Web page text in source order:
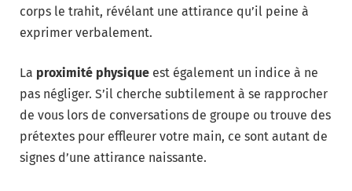
corps le trahit, révélant une attirance qu’il peine à
exprimer verbalement.
La proximité physique est également un indice à ne
pas négliger. S’il cherche subtilement à se rapprocher
de vous lors de conversations de groupe ou trouve des
prétextes pour effleurer votre main, ce sont autant de
signes d’une attirance naissante.